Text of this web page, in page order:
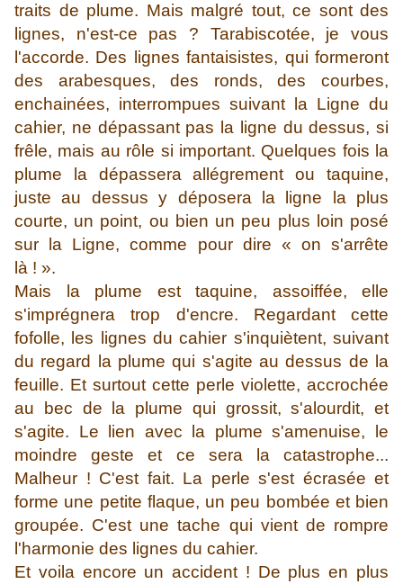
traits de plume. Mais malgré tout, ce sont des
lignes, n'est-ce pas ? Tarabiscotée, je vous
l'accorde. Des lignes fantaisistes, qui formeront
des arabesques, des ronds, des courbes,
enchainées, interrompues suivant la Ligne du
cahier, ne dépassant pas la ligne du dessus, si
frêle, mais au rôle si important. Quelques fois la
plume la dépassera allégrement ou taquine,
juste au dessus y déposera la ligne la plus
courte, un point, ou bien un peu plus loin posé
sur la Ligne, comme pour dire « on s'arrête
là ! ».
Mais la plume est taquine, assoiffée, elle
s'imprégnera trop d'encre. Regardant cette
fofolle, les lignes du cahier s'inquiètent, suivant
du regard la plume qui s'agite au dessus de la
feuille. Et surtout cette perle violette, accrochée
au bec de la plume qui grossit, s'alourdit, et
s'agite. Le lien avec la plume s'amenuise, le
moindre geste et ce sera la catastrophe...
Malheur ! C'est fait. La perle s'est écrasée et
forme une petite flaque, un peu bombée et bien
groupée. C'est une tache qui vient de rompre
l'harmonie des lignes du cahier.
Et voila encore un accident ! De plus en plus